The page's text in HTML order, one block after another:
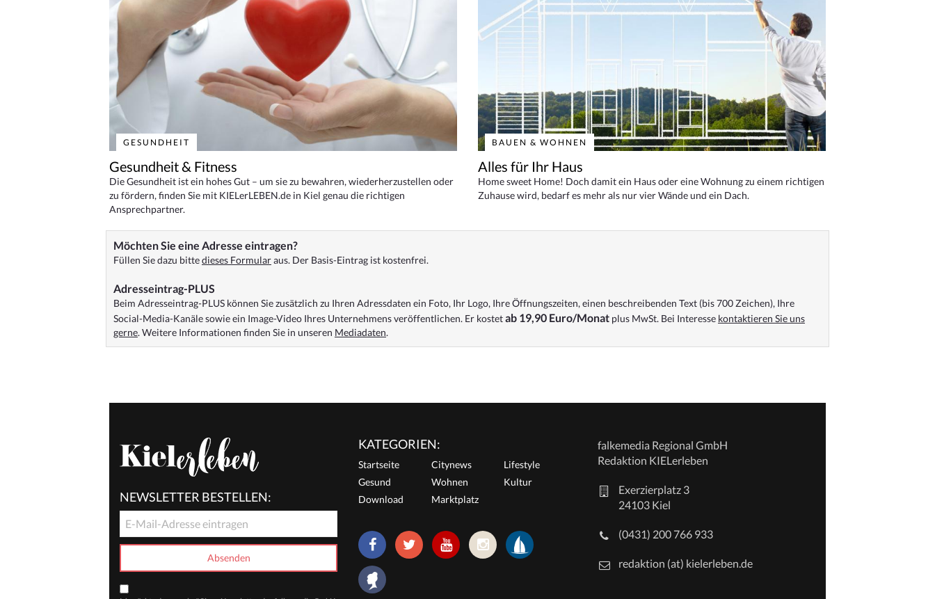
GESUNDHEIT
Gesundheit & Fitness
Die Gesundheit ist ein hohes Gut – um sie zu bewahren, wiederherzustellen oder
zu fördern, finden Sie mit KIELerLEBEN.de in Kiel genau die richtigen
Ansprechpartner.
BAUEN & WOHNEN
Alles für Ihr Haus
Home sweet Home! Doch damit ein Haus oder eine Wohnung zu einem richtigen
Zuhause wird, bedarf es mehr als nur vier Wände und ein Dach.
Möchten Sie eine Adresse eintragen?
Füllen Sie dazu bittedieses Formularaus. Der Basis-Eintrag ist kostenfrei.
Adresseintrag-PLUS
Beim Adresseintrag-PLUS können Sie zusätzlich zu Ihren Adressdaten ein Foto, Ihr Logo, Ihre Öffnungszeiten, einen beschreibenden Text (bis 700 Zeichen), Ihre
Social-Media-Kanäle sowie ein Image-Video Ihres Unternehmens veröffentlichen. Er kostetab 19,90 Euro/Monat plus MwSt. Bei Interesse kontaktieren Sie uns
gerne. Weitere Informationen finden Sie in unseren Mediadaten.
NEWSLETTER BESTELLEN:
KATEGORIEN:
Startseite Citynews
Lifestyle
Gesund
Wohnen
Kultur
Download
Marktplatz
falkemedia Regional GmbH
Redaktion KIELerleben
Exerzierplatz 3
24103 Kiel
(0431) 200 766 933
redaktion (at) kielerleben.de